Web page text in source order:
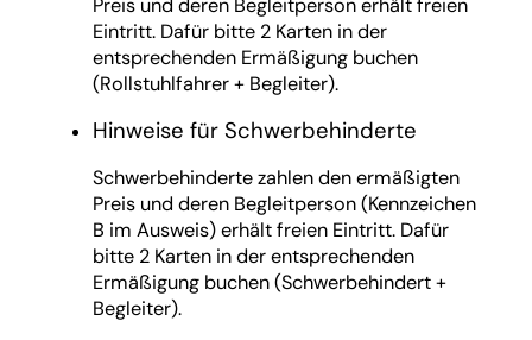
Preis und deren Begleitperson erhält freien
Eintritt. Dafür bitte 2 Karten in der
entsprechenden Ermäßigung buchen
(Rollstuhlfahrer + Begleiter).
Hinweise für Schwerbehinderte
Schwerbehinderte zahlen den ermäßigten
Preis und deren Begleitperson (Kennzeichen
B im Ausweis) erhält freien Eintritt. Dafür
bitte 2 Karten in der entsprechenden
Ermäßigung buchen (Schwerbehindert +
Begleiter).